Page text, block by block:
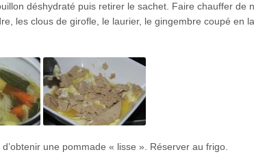
déshydraté puis retirer le sachet. Faire chauffer de
les clous de girofle, le laurier, le gingembre coupé en
une pommade « lisse ». Réserver au frigo.